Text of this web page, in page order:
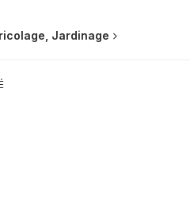
Jardinage